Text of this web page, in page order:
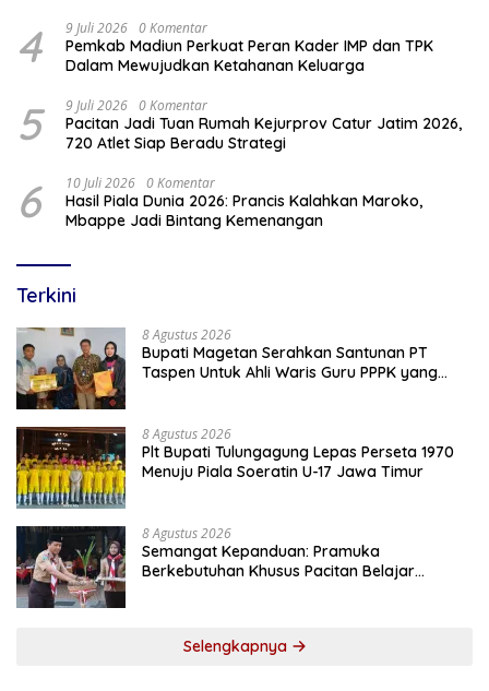
4 9 Juli 2026 0 Komentar
Pemkab Madiun Perkuat Peran Kader IMP dan TPK
Dalam Mewujudkan Ketahanan Keluarga
5 9 Juli 2026 0 Komentar
Pacitan Jadi Tuan Rumah Kejurprov Catur Jatim 2026,
720 Atlet Siap Beradu Strategi
6 10 Juli 2026 0 Komentar
Hasil Piala Dunia 2026: Prancis Kalahkan Maroko,
Mbappe Jadi Bintang Kemenangan
Terkini
8 Agustus 2026
Bupati Magetan Serahkan Santunan PT
Taspen Untuk Ahli Waris Guru PPPK yang
8 Agustus 2026
Plt Bupati Tulungagung Lepas Perseta 1970
Menuju Piala Soeratin U-17 Jawa Timur
8 Agustus 2026
Semangat Kepanduan: Pramuka
Berkebutuhan Khusus Pacitan Belajar
Selengkapnya